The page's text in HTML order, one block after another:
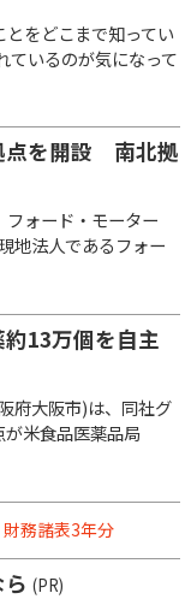
をどこまで知ってい
ているのが気になって
点を開設 南北拠
ォード・モーター
地法人であるフォー
13万個を自主
府大阪市)は、同社グ
が米食品医薬品局
財務諸表3年分
(PR)